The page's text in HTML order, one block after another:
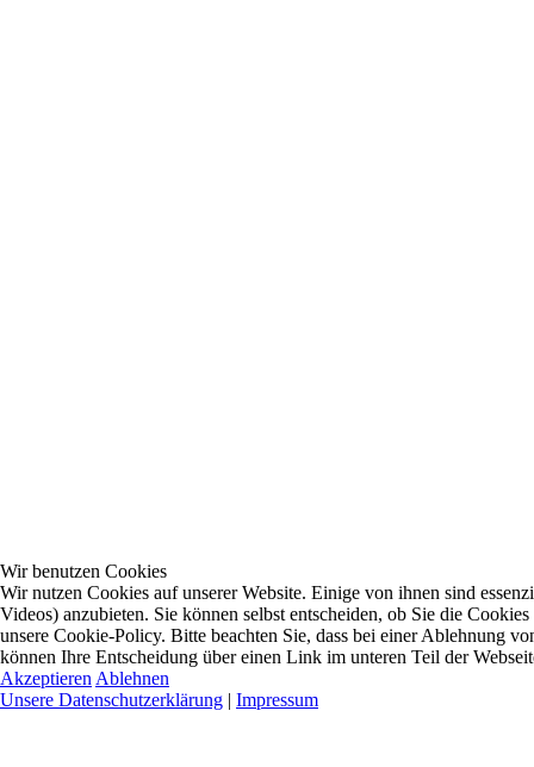
Wir benutzen Cookies
Wir nutzen Cookies auf unserer Website. Einige von ihnen sind
Videos) anzubieten. Sie können selbst entscheiden, ob Sie die
unsere Cookie-Policy. Bitte beachten Sie, dass bei einer Ablehnung
können Ihre Entscheidung über einen Link im unteren Teil der
Akzeptieren Ablehnen
Unsere Datenschutzerklärung | Impressum